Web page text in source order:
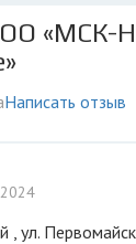
«МСК-
Написать отзыв